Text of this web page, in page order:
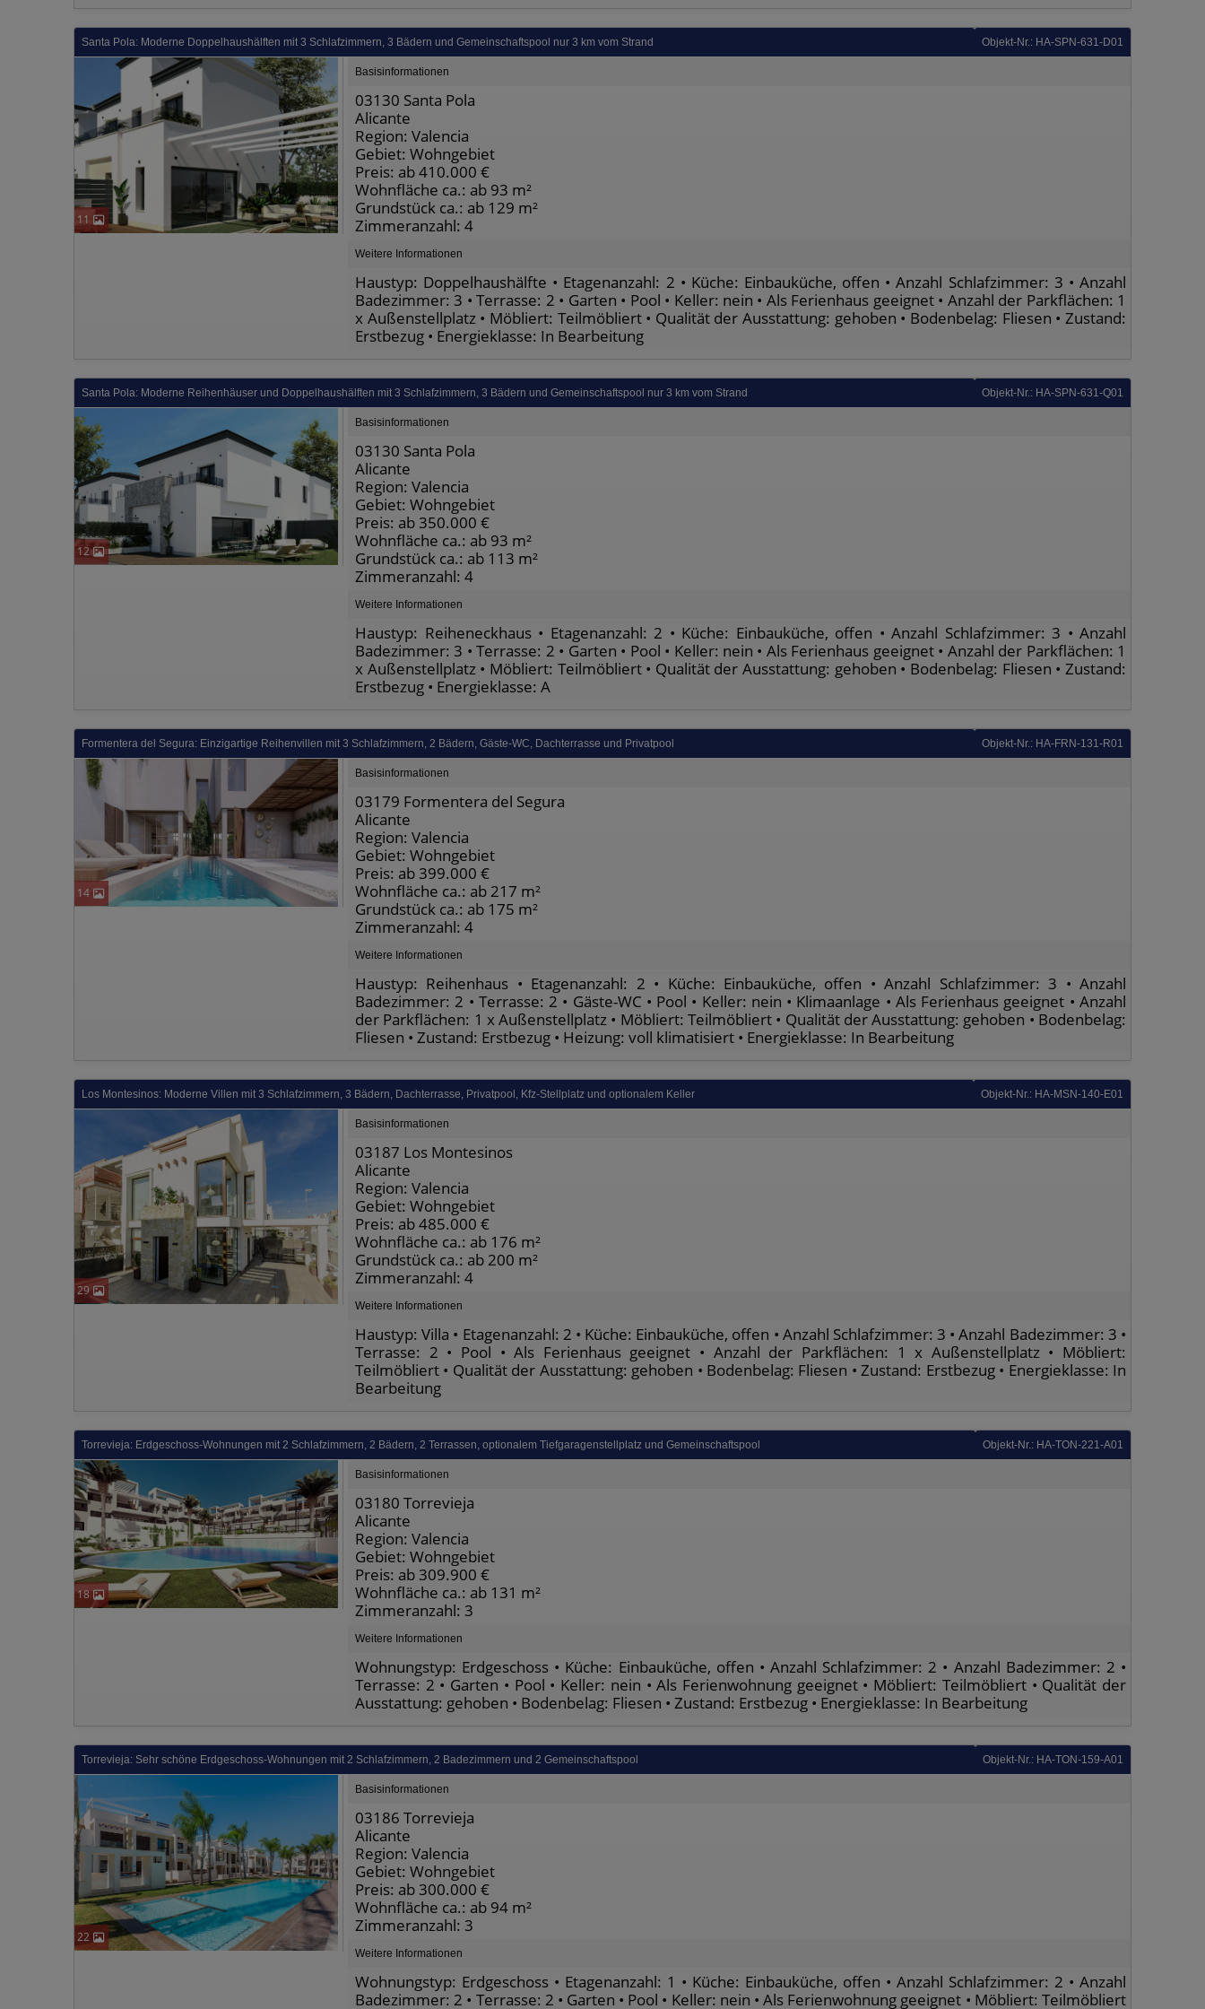
Santa Pola: Moderne Doppelhaushälften mit 3 Schlafzimmern, 3 Bädern und Gemeinschaftspool nur 3 km vom Strand Objekt-Nr.: HA-SPN-631-D01
11
Basisinformationen
03130 Santa Pola
Alicante
Region: Valencia
Gebiet: Wohngebiet
Preis: ab 410.000 €
Wohnfläche ca.: ab 93 m²
Grundstück ca.: ab 129 m²
Zimmeranzahl: 4
Weitere Informationen
Haustyp: Doppelhaushälfte • Etagenanzahl: 2 • Küche: Einbauküche, offen • Anzahl Schlafzimmer: 3 • Anzahl
Badezimmer: 3 • Terrasse: 2 • Garten • Pool • Keller: nein • Als Ferienhaus geeignet • Anzahl der Parkflächen: 1
x Außenstellplatz • Möbliert: Teilmöbliert • Qualität der Ausstattung: gehoben • Bodenbelag: Fliesen • Zustand:
Erstbezug • Energieklasse: In Bearbeitung
Santa Pola: Moderne Reihenhäuser und Doppelhaushälften mit 3 Schlafzimmern, 3 Bädern und Gemeinschaftspool nur 3 km vom Strand Objekt-Nr.: HA-SPN-631-Q01
12
Basisinformationen
03130 Santa Pola
Alicante
Region: Valencia
Gebiet: Wohngebiet
Preis: ab 350.000 €
Wohnfläche ca.: ab 93 m²
Grundstück ca.: ab 113 m²
Zimmeranzahl: 4
Weitere Informationen
Haustyp: Reiheneckhaus • Etagenanzahl: 2 • Küche: Einbauküche, offen • Anzahl Schlafzimmer: 3 • Anzahl
Badezimmer: 3 • Terrasse: 2 • Garten • Pool • Keller: nein • Als Ferienhaus geeignet • Anzahl der Parkflächen: 1
x Außenstellplatz • Möbliert: Teilmöbliert • Qualität der Ausstattung: gehoben • Bodenbelag: Fliesen • Zustand:
Erstbezug • Energieklasse: A
Formentera del Segura: Einzigartige Reihenvillen mit 3 Schlafzimmern, 2 Bädern, Gäste-WC, Dachterrasse und Privatpool Objekt-Nr.: HA-FRN-131-R01
14
Basisinformationen
03179 Formentera del Segura
Alicante
Region: Valencia
Gebiet: Wohngebiet
Preis: ab 399.000 €
Wohnfläche ca.: ab 217 m²
Grundstück ca.: ab 175 m²
Zimmeranzahl: 4
Weitere Informationen
Haustyp: Reihenhaus • Etagenanzahl: 2 • Küche: Einbauküche, offen • Anzahl Schlafzimmer: 3 • Anzahl
Badezimmer: 2 • Terrasse: 2 • Gäste-WC • Pool • Keller: nein • Klimaanlage • Als Ferienhaus geeignet • Anzahl
der Parkflächen: 1 x Außenstellplatz • Möbliert: Teilmöbliert • Qualität der Ausstattung: gehoben • Bodenbelag:
Fliesen • Zustand: Erstbezug • Heizung: voll klimatisiert • Energieklasse: In Bearbeitung
Los Montesinos: Moderne Villen mit 3 Schlafzimmern, 3 Bädern, Dachterrasse, Privatpool, Kfz-Stellplatz und optionalem Keller Objekt-Nr.: HA-MSN-140-E01
29
Basisinformationen
03187 Los Montesinos
Alicante
Region: Valencia
Gebiet: Wohngebiet
Preis: ab 485.000 €
Wohnfläche ca.: ab 176 m²
Grundstück ca.: ab 200 m²
Zimmeranzahl: 4
Weitere Informationen
Haustyp: Villa • Etagenanzahl: 2 • Küche: Einbauküche, offen • Anzahl Schlafzimmer: 3 • Anzahl Badezimmer: 3 •
Terrasse: 2 • Pool • Als Ferienhaus geeignet • Anzahl der Parkflächen: 1 x Außenstellplatz • Möbliert:
Teilmöbliert • Qualität der Ausstattung: gehoben • Bodenbelag: Fliesen • Zustand: Erstbezug • Energieklasse: In
Bearbeitung
Torrevieja: Erdgeschoss-Wohnungen mit 2 Schlafzimmern, 2 Bädern, 2 Terrassen, optionalem Tiefgaragenstellplatz und Gemeinschaftspool Objekt-Nr.: HA-TON-221-A01
18
Basisinformationen
03180 Torrevieja
Alicante
Region: Valencia
Gebiet: Wohngebiet
Preis: ab 309.900 €
Wohnfläche ca.: ab 131 m²
Zimmeranzahl: 3
Weitere Informationen
Wohnungstyp: Erdgeschoss • Küche: Einbauküche, offen • Anzahl Schlafzimmer: 2 • Anzahl Badezimmer: 2 •
Terrasse: 2 • Garten • Pool • Keller: nein • Als Ferienwohnung geeignet • Möbliert: Teilmöbliert • Qualität der
Ausstattung: gehoben • Bodenbelag: Fliesen • Zustand: Erstbezug • Energieklasse: In Bearbeitung
Torrevieja: Sehr schöne Erdgeschoss-Wohnungen mit 2 Schlafzimmern, 2 Badezimmern und 2 Gemeinschaftspool Objekt-Nr.: HA-TON-159-A01
22
Basisinformationen
03186 Torrevieja
Alicante
Region: Valencia
Gebiet: Wohngebiet
Preis: ab 300.000 €
Wohnfläche ca.: ab 94 m²
Zimmeranzahl: 3
Weitere Informationen
Wohnungstyp: Erdgeschoss • Etagenanzahl: 1 • Küche: Einbauküche, offen • Anzahl Schlafzimmer: 2 • Anzahl
Badezimmer: 2 • Terrasse: 2 • Garten • Pool • Keller: nein • Als Ferienwohnung geeignet • Möbliert: Teilmöbliert